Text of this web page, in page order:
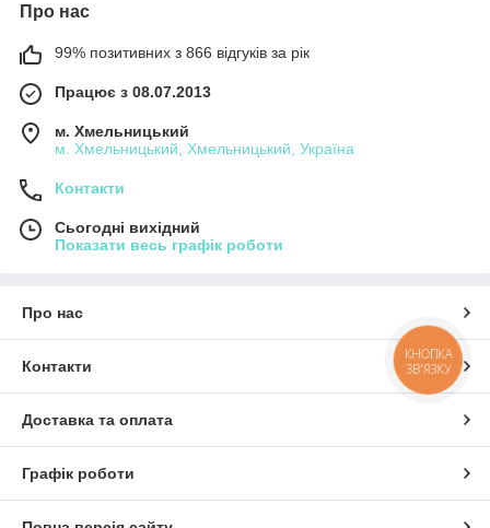
Про нас
99% позитивних з 866 відгуків за рік
Працює з 08.07.2013
м. Хмельницький
м. Хмельницький, Хмельницький, Україна
Контакти
Сьогодні вихідний
Показати весь графік роботи
Про нас
Контакти
Доставка та оплата
Графік роботи
КНОПКА
ЗВ'ЯЗКУ